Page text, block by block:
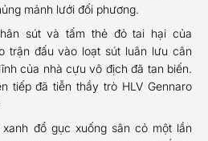
mảnh lưới đối phương.
sút và tấm thẻ đỏ tai hại của
trận đấu vào loạt sút luân lưu cân
của nhà cựu vô địch đã tan biến.
tiếp đã tiễn thầy trò HLV Gennaro
đổ gục xuống sân cỏ một lần